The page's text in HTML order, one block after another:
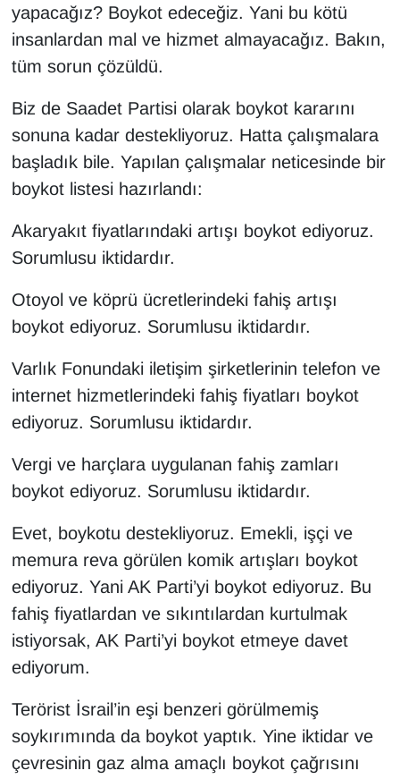
yapacağız? Boykot edeceğiz. Yani bu kötü
insanlardan mal ve hizmet almayacağız. Bakın,
tüm sorun çözüldü.
Biz de Saadet Partisi olarak boykot kararını
sonuna kadar destekliyoruz. Hatta çalışmalara
başladık bile. Yapılan çalışmalar neticesinde bir
boykot listesi hazırlandı:
Akaryakıt fiyatlarındaki artışı boykot ediyoruz.
Sorumlusu iktidardır.
Otoyol ve köprü ücretlerindeki fahiş artışı
boykot ediyoruz. Sorumlusu iktidardır.
Varlık Fonundaki iletişim şirketlerinin telefon ve
internet hizmetlerindeki fahiş fiyatları boykot
ediyoruz. Sorumlusu iktidardır.
Vergi ve harçlara uygulanan fahiş zamları
boykot ediyoruz. Sorumlusu iktidardır.
Evet, boykotu destekliyoruz. Emekli, işçi ve
memura reva görülen komik artışları boykot
ediyoruz. Yani AK Parti’yi boykot ediyoruz. Bu
fahiş fiyatlardan ve sıkıntılardan kurtulmak
istiyorsak, AK Parti’yi boykot etmeye davet
ediyorum.
Terörist İsrail’in eşi benzeri görülmemiş
soykırımında da boykot yaptık. Yine iktidar ve
çevresinin gaz alma amaçlı boykot çağrısını